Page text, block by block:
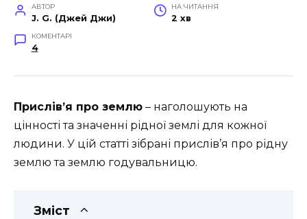
АВТОР
J. G. (Джей Джи)
НА ЧИТАННЯ
2 хв
КОМЕНТАРІ
4
Прислів’я про землю – наголошують на
цінності та значенні рідної землі для кожної
людини. У цій статті зібрані прислів’я про рідну
землю та землю годувальницю.
Зміст